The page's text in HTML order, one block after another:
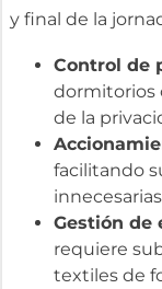
y final de la
Control de
dormitorios
de la
facilitando
Gestión de
requiere
textiles de